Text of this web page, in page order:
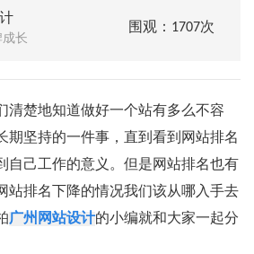
长
围观：1707次
清楚地知道做好一个站有多么不容
期坚持的一件事，直到看到网站排名
自己工作的意义。但是网站排名也有
站排名下降的情况我们该从哪入手去
广州网站设计的小编就和大家一起分